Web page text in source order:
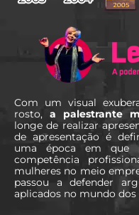
Com um visual
rosto, a palestrante
longe de realizar
de apresentação é
uma época em que
competência
mulheres no meio
passou a defender
aplicados no mundo dos